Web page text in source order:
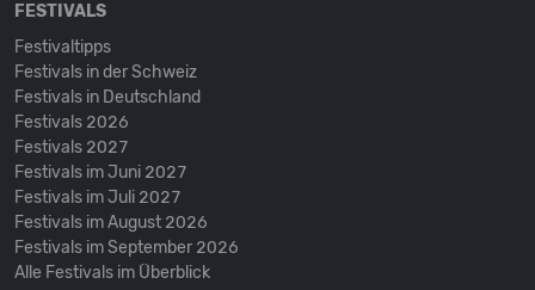
FESTIVALS
Festivaltipps
Festivals in der Schweiz
Festivals in Deutschland
Festivals 2026
Festivals 2027
Festivals im Juni 2027
Festivals im Juli 2027
Festivals im August 2026
Festivals im September 2026
Alle Festivals im Überblick